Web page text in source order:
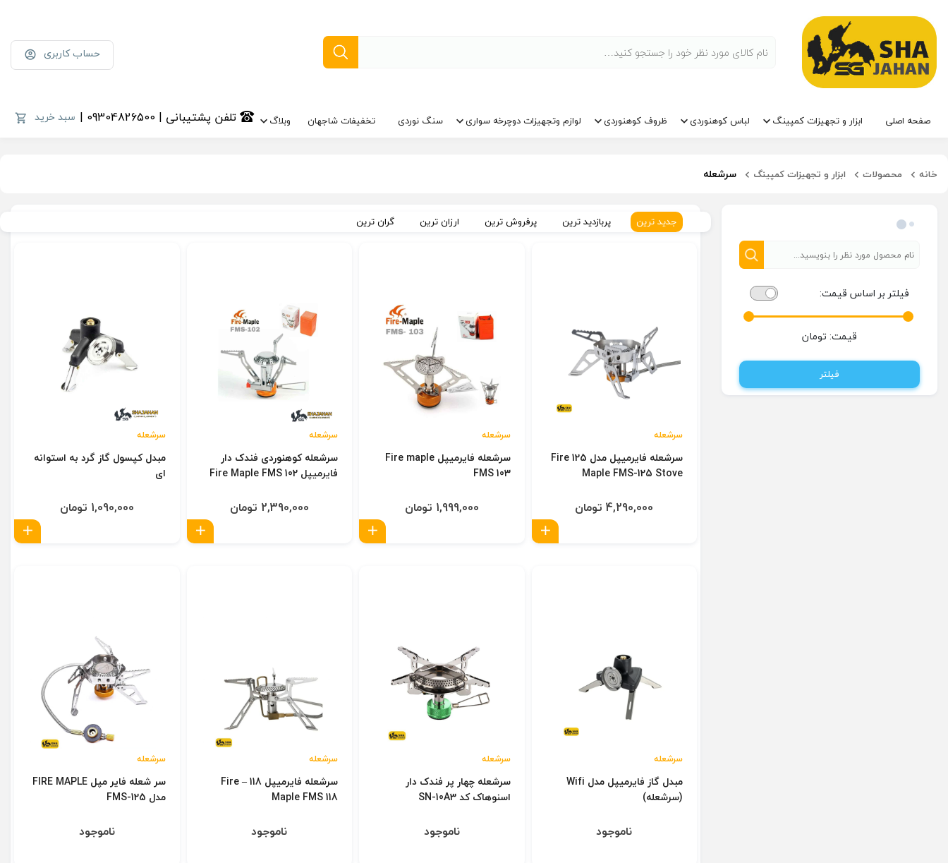
حساب کاربری
صفحه اصلی ابزار و تجهیزات کمپینگ لباس کوهنوردی ظروف کوهنوردی لوازم وتجهیزات دوچرخه سواری سنگ نوردی تخفیفات شاجهان وبلاگ سبد خرید تلفن پشتیبانی | 09304826500 |
خانه محصولات ابزار و تجهیزات کمپینگ سرشعله
فیلتر بر اساس قیمت:
قیمت: تومان
فیلتر
جدید ترین پربازدید ترین پرفروش ترین ارزان ترین گران ترین
سرشعله
سرشعله فایرمیپل مدل 125 Fire
Maple FMS-125 Stove
4,290,000 تومان
سرشعله
سرشعله فایرمیپل Fire maple
FMS 103
1,999,000 تومان
سرشعله
سرشعله کوهنوردی فندک دار
فایرمیپل Fire Maple FMS 102
2,390,000 تومان
سرشعله
مبدل کپسول گاز گرد به استوانه
ای
1,090,000 تومان
سرشعله
مبدل گاز فایرمیپل مدل Wifi
(سرشعله)
ناموجود
سرشعله
سرشعله چهار پر فندک دار
اسنوهاک کد SN-10A3
ناموجود
سرشعله
سرشعله فایرمیپل 118 – Fire
Maple FMS 118
ناموجود
سرشعله
سر شعله فایر مپل FIRE MAPLE
مدل FMS-125
ناموجود